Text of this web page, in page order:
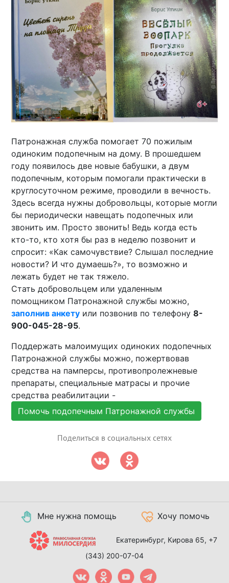
Патронажная служба помогает 70 пожилым
одиноким подопечным на дому. В прошедшем
году появилось две новые бабушки, а двум
подопечным, которым помогали практически в
круглосуточном режиме, проводили в вечность.
Здесь всегда нужны добровольцы, которые могли
бы периодически навещать подопечных или
звонить им. Просто звонить! Ведь когда есть
кто-то, кто хотя бы раз в неделю позвонит и
спросит: «Как самочувствие? Слышал последние
новости? И что думаешь?», то возможно и
лежать будет не так тяжело.
Стать добровольцем или удаленным
помощником Патронажной службы можно,
заполнив анкету или позвонив по телефону8-
900-045-28-95.
Поддержать малоимущих одиноких подопечных
Патронажной службы можно, пожертвовав
средства на памперсы, противопролежневые
препараты, специальные матрасы и прочие
средства реабилитации -
Помочь подопечным Патронажной службы
Поделиться в социальных сетях
Мне нужна помощь Хочу помочь
Екатеринбург, Кирова 65, +7
(343) 200-07-04